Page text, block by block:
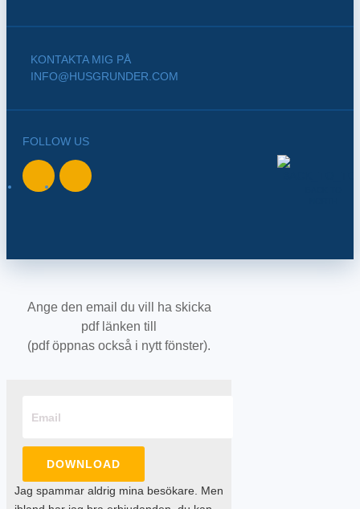
KONTAKTA MIG PÅ
INFO@HUSGRUNDER.COM
FOLLOW US
Ange den email du vill ha skicka
pdf länken till
(pdf öppnas också i nytt fönster).
DOWNLOAD
Jag spammar aldrig mina besökare. Men